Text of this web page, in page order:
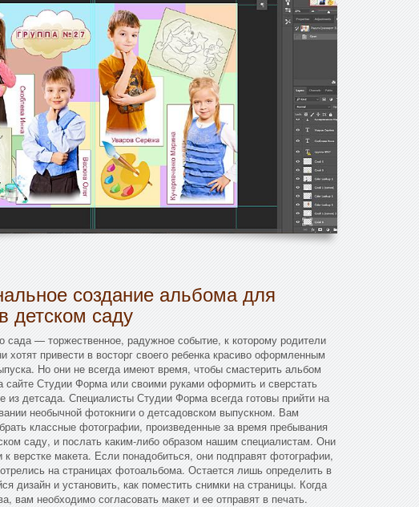
создание альбома для
детском саду
сада — торжественное, радужное событие, к которому родители
хотят привести в восторг своего ребенка красиво оформленным
Но они не всегда имеют время, чтобы смастерить альбом
сайте Студии Форма или своими руками оформить и сверстать
из детсада. Специалисты Студии Форма всегда готовы прийти на
необычной фотокниги о детсадовском выпускном. Вам
классные фотографии, произведенные за время пребывания
саду, и послать каким-либо образом нашим специалистам. Они
к верстке макета. Если понадобиться, они подправят фотографии,
на страницах фотоальбома. Остается лишь определить в
дизайн и установить, как поместить снимки на страницы. Когда
вам необходимо согласовать макет и ее отправят в печать.